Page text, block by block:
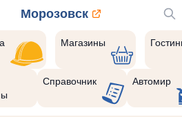
Морозовск
Магазины
Справочник Автомир